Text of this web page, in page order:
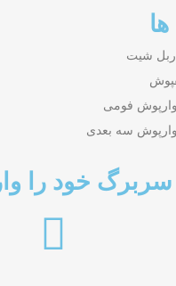
شیت
فومی
سه بعدی
خود را